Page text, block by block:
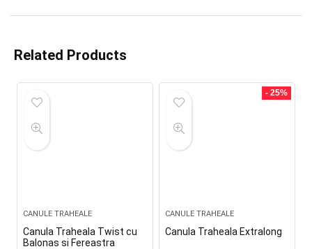
Related Products
CANULE TRAHEALE
Canula Traheala Twist cu
Balonas si Fereastra
- 25%
CANULE TRAHEALE
Canula Traheala Extralong